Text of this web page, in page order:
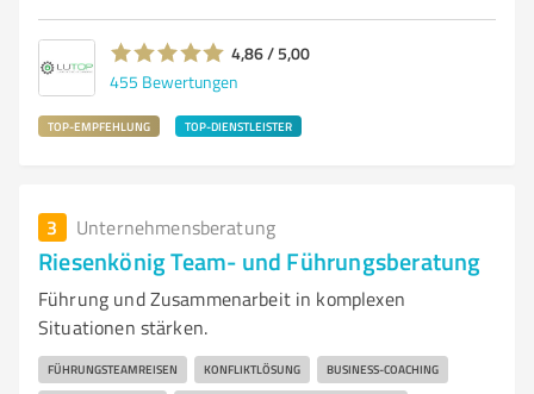
4,86 / 5,00
455 Bewertungen
TOP-EMPFEHLUNG TOP-DIENSTLEISTER
3 Unternehmensberatung
Riesenkönig Team- und Führungsberatung
Führung und Zusammenarbeit in komplexen
Situationen stärken.
FÜHRUNGSTEAMREISEN KONFLIKTLÖSUNG BUSINESS-COACHING